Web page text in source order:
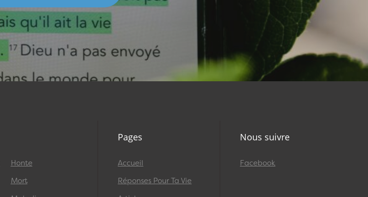
Honte
Mort
Pages
Accueil
Réponses Pour Ta Vie
Nous suivre
Facebook